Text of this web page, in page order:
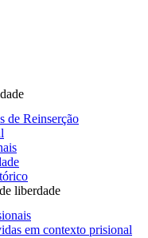
de Reinserção
liberdade
em contexto prisional